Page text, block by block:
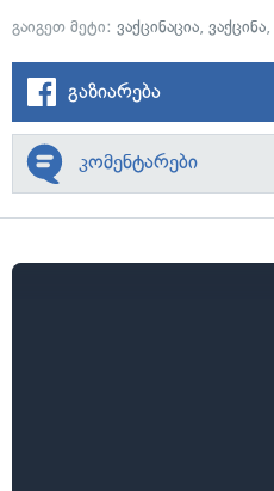
გაიგეთ მეტი: ვაქცინაცია, ვაქცინა,
გაზიარება
კომენტარები